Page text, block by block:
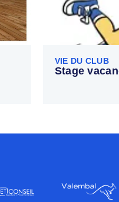
VIE DU CLUB
Stage